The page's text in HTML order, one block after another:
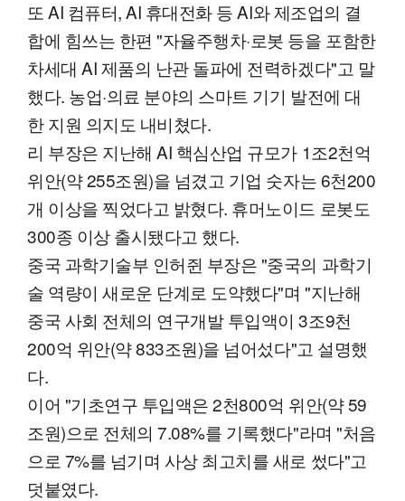
또 AI 컴퓨터, AI 휴대전화 등 AI와 제조업의 결
합에 힘쓰는 한편 "자율주행차·로봇 등을 포함한
차세대 AI 제품의 난관 돌파에 전력하겠다"고 말
했다. 농업·의료 분야의 스마트 기기 발전에 대
한 지원 의지도 내비쳤다.
리 부장은 지난해 AI 핵심산업 규모가 1조2천억
위안(약 255조원)을 넘겼고 기업 숫자는 6천200
개 이상을 찍었다고 밝혔다. 휴머노이드 로봇도
300종 이상 출시됐다고 했다.
중국 과학기술부 인허쥔 부장은 "중국의 과학기
술 역량이 새로운 단계로 도약했다"며 "지난해
중국 사회 전체의 연구개발 투입액이 3조9천
200억 위안(약 833조원)을 넘어섰다"고 설명했
다.
이어 "기초연구 투입액은 2천800억 위안(약 59
조원)으로 전체의 7.08%를 기록했다"라며 "처음
으로 7%를 넘기며 사상 최고치를 새로 썼다"고
덧붙였다.